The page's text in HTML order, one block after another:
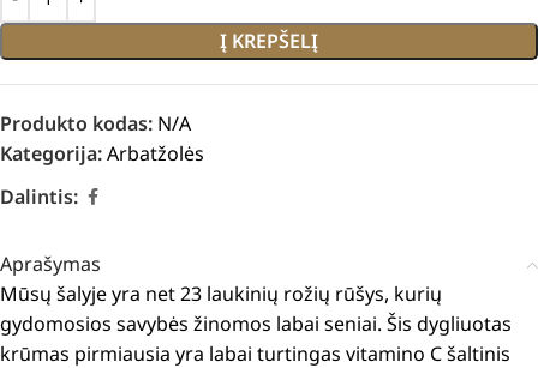
Į KREPŠELĮ
Produkto kodas: N/A
Kategorija:Arbatžolės
Dalintis:
Aprašymas
Mūsų šalyje yra net 23 laukinių rožių rūšys, kurių
gydomosios savybės žinomos labai seniai. Šis dygliuotas
krūmas pirmiausia yra labai turtingas vitamino C šaltinis